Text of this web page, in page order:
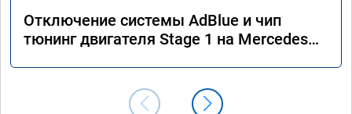
Отключение системы AdBlue и чип
тюнинг двигателя Stage 1 на Mercedes